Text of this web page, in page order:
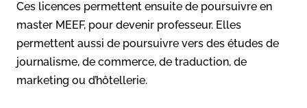
Ces licences permettent ensuite de poursuivre en
master MEEF, pour devenir professeur. Elles
permettent aussi de poursuivre vers des études de
journalisme, de commerce, de traduction, de
marketing ou d’hôtellerie.